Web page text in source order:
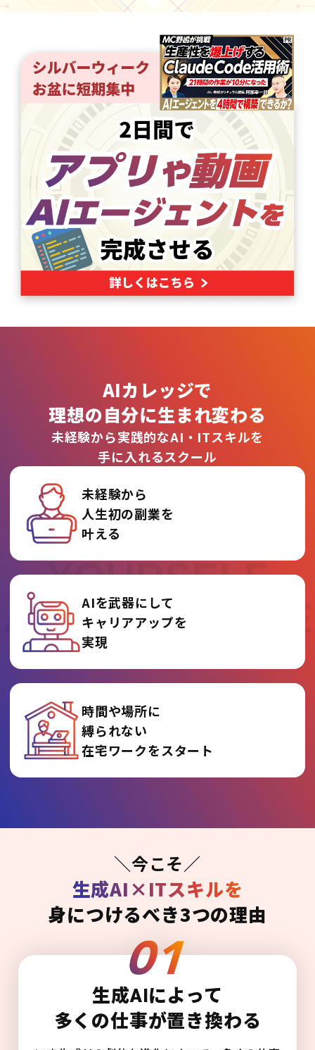
REINVENT
YOURSELF
AT AI COLLEGE
AIカレッジで
理想の自分に生まれ変わる
未経験から実践的なAI・ITスキルを
手に入れるスクール
未経験から
人生初の副業を
叶える
AIを武器にして
キャリアアップを
実現
時間や場所に
縛られない
在宅ワークをスタート
＼今こそ／
生成AI×ITスキルを
身につけるべき3つの理由
生成AIによって
多くの仕事が置き換わる